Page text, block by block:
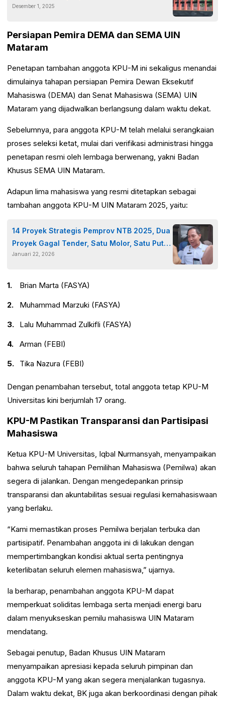
Desember 1, 2025
Persiapan Pemira DEMA dan SEMA UIN
Mataram
Penetapan tambahan anggota KPU-M ini sekaligus menandai
dimulainya tahapan persiapan Pemira Dewan Eksekutif
Mahasiswa (DEMA) dan Senat Mahasiswa (SEMA) UIN
Mataram yang dijadwalkan berlangsung dalam waktu dekat.
Sebelumnya, para anggota KPU-M telah melalui serangkaian
proses seleksi ketat, mulai dari verifikasi administrasi hingga
penetapan resmi oleh lembaga berwenang, yakni Badan
Khusus SEMA UIN Mataram.
Adapun lima mahasiswa yang resmi ditetapkan sebagai
tambahan anggota KPU-M UIN Mataram 2025, yaitu:
14 Proyek Strategis Pemprov NTB 2025, Dua
Proyek Gagal Tender, Satu Molor, Satu Putus
Kontrak
Januari 22, 2026
Brian Marta (FASYA)
Muhammad Marzuki (FASYA)
Lalu Muhammad Zulkifli (FASYA)
Arman (FEBI)
Tika Nazura (FEBI)
Dengan penambahan tersebut, total anggota tetap KPU-M
Universitas kini berjumlah 17 orang.
KPU-M Pastikan Transparansi dan Partisipasi
Mahasiswa
Ketua KPU-M Universitas, Iqbal Nurmansyah, menyampaikan
bahwa seluruh tahapan Pemilihan Mahasiswa (Pemilwa) akan
segera di jalankan. Dengan mengedepankan prinsip
transparansi dan akuntabilitas sesuai regulasi kemahasiswaan
yang berlaku.
“Kami memastikan proses Pemilwa berjalan terbuka dan
partisipatif. Penambahan anggota ini di lakukan dengan
mempertimbangkan kondisi aktual serta pentingnya
keterlibatan seluruh elemen mahasiswa,” ujarnya.
Ia berharap, penambahan anggota KPU-M dapat
memperkuat soliditas lembaga serta menjadi energi baru
dalam menyukseskan pemilu mahasiswa UIN Mataram
mendatang.
Sebagai penutup, Badan Khusus UIN Mataram
menyampaikan apresiasi kepada seluruh pimpinan dan
anggota KPU-M yang akan segera menjalankan tugasnya.
Dalam waktu dekat, BK juga akan berkoordinasi dengan pihak